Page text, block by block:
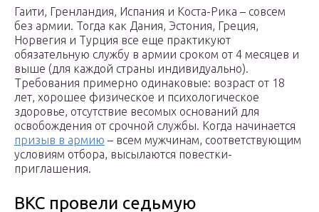
Гаити, Гренландия, Испания и Коста-Рика – совсем
без армии. Тогда как Дания, Эстония, Греция,
Норвегия и Турция все еще практикуют
обязательную службу в армии сроком от 4 месяцев и
выше (для каждой страны индивидуально).
Требования примерно одинаковые: возраст от 18
лет, хорошее физическое и психологическое
здоровье, отсутствие весомых оснований для
освобождения от срочной службы. Когда начинается
призыв в армию – всем мужчинам, соответствующим
условиям отбора, высылаются повестки-
приглашения.
ВКС провели седьмую